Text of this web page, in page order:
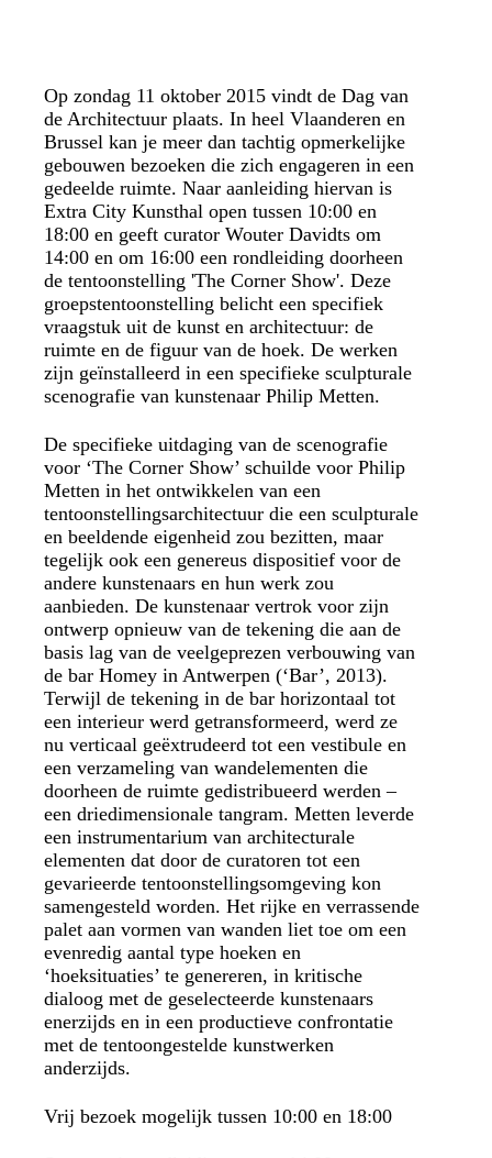
Op zondag 11 oktober 2015 vindt de Dag van
de Architectuur plaats. In heel Vlaanderen en
Brussel kan je meer dan tachtig opmerkelijke
gebouwen bezoeken die zich engageren in een
gedeelde ruimte. Naar aanleiding hiervan is
Extra City Kunsthal open tussen 10:00 en
18:00 en geeft curator Wouter Davidts om
14:00 en om 16:00 een rondleiding doorheen
de tentoonstelling 'The Corner Show'. Deze
groepstentoonstelling belicht een specifiek
vraagstuk uit de kunst en architectuur: de
ruimte en de figuur van de hoek. De werken
zijn geïnstalleerd in een specifieke sculpturale
scenografie van kunstenaar Philip Metten.
De specifieke uitdaging van de scenografie
voor ‘The Corner Show’ schuilde voor Philip
Metten in het ontwikkelen van een
tentoonstellingsarchitectuur die een sculpturale
en beeldende eigenheid zou bezitten, maar
tegelijk ook een genereus dispositief voor de
andere kunstenaars en hun werk zou
aanbieden. De kunstenaar vertrok voor zijn
ontwerp opnieuw van de tekening die aan de
basis lag van de veelgeprezen verbouwing van
de bar Homey in Antwerpen (‘Bar’, 2013).
Terwijl de tekening in de bar horizontaal tot
een interieur werd getransformeerd, werd ze
nu verticaal geëxtrudeerd tot een vestibule en
een verzameling van wandelementen die
doorheen de ruimte gedistribueerd werden –
een driedimensionale tangram. Metten leverde
een instrumentarium van architecturale
elementen dat door de curatoren tot een
gevarieerde tentoonstellingsomgeving kon
samengesteld worden. Het rijke en verrassende
palet aan vormen van wanden liet toe om een
evenredig aantal type hoeken en
‘hoeksituaties’ te genereren, in kritische
dialoog met de geselecteerde kunstenaars
enerzijds en in een productieve confrontatie
met de tentoongestelde kunstwerken
anderzijds.
Vrij bezoek mogelijk tussen 10:00 en 18:00